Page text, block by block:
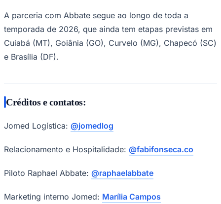
Santos
A parceria com Abbate segue ao longo de toda a
temporada de 2026, que ainda tem etapas previstas em
Cuiabá (MT), Goiânia (GO), Curvelo (MG), Chapecó (SC)
e Brasília (DF).
Créditos e contatos:
Jomed Logística: @jomedlog
Relacionamento e Hospitalidade: @fabifonseca.co
Piloto Raphael Abbate: @raphaelabbate
Marketing interno Jomed: Marília Campos